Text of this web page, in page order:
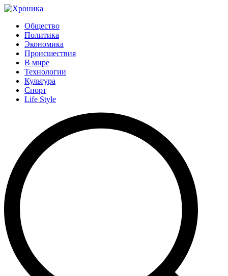
Общество
Политика
Экономика
Происшествия
В мире
Технологии
Культура
Спорт
Life Style